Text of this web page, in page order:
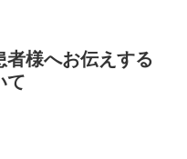
様へお伝えする
て